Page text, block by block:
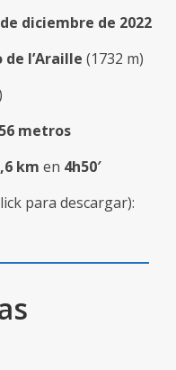
diciembre de 2022
l’Araille (1732 m)
metros
km en 4h50′
para descargar):